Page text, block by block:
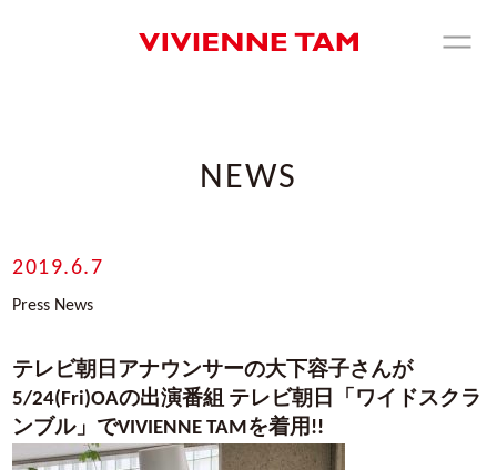
NEWS
2019.6.7
Press News
テレビ朝日アナウンサーの大下容子さんが
5/24(Fri)OAの出演番組 テレビ朝日「ワイドスクラ
ンブル」でVIVIENNE TAMを着用!!